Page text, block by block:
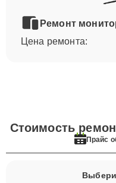
Ремонт
Цена ремонта:
Стоимость
Прайс